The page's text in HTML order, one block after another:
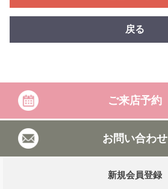
戻る
ご来店予約
お問い合わせ
新規会員登録